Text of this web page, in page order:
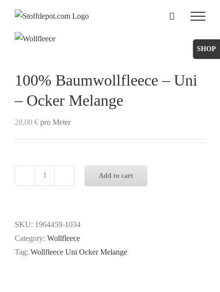
content
100% Baumwollfleece – Uni
– Ocker Melange
28,00 € pro Meter
Uni
-
Ocker
Add to cart
SKU: 1964459-1034
Category: Wollfleece
Tag: Wollfleece Uni Ocker Melange
Toggle
Sliding
Bar
Area